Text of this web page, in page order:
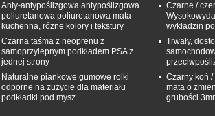
Anty-antypoślizgowa antypoślizgowa
poliuretanowa poliuretanowa mata
kuchenna, różne kolory i tekstury
Czarna taśma z neoprenu z
samoprzylepnym podkładem PSA z
jednej strony
Naturalne piankowe gumowe rolki
odporne na zużycie dla materiału
podkładki pod mysz
Czarne /
wykładzin
Trwały,
Czarny koń
mata o
grubości